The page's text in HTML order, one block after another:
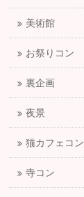
美術館
お祭りコン
裏企画
夜景
猫カフェコン
寺コン